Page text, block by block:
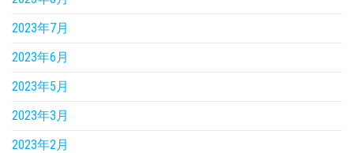
2023年7月
2023年6月
2023年5月
2023年3月
2023年2月